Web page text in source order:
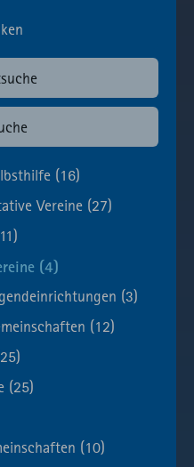
(16)
Vereine (27)
(4)
(3)
(12)
(25)
(10)